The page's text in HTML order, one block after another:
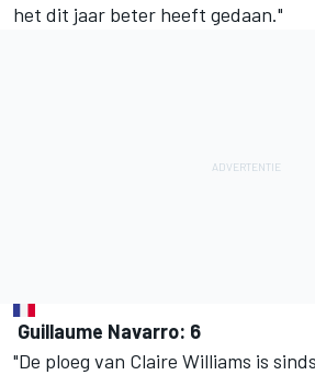
het dit jaar beter heeft gedaan."
Guillaume Navarro: 6
"De ploeg van Claire Williams is